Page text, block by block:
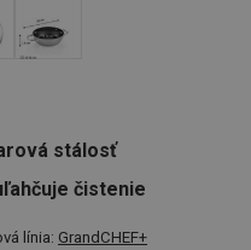
stálosť
čistenie
línia: GrandCHEF+